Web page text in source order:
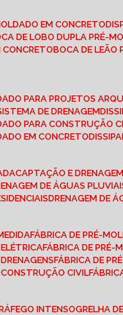
EM CONCRETO
DE LOBO DUPLA PRÉ-
CONCRETO BOCA DE
PARA PROJETOS
DE DRENAGEM
PARA CONSTRUÇÃO
EM CONCRETO
CAPTAÇÃO E
DE ÁGUAS
DRENAGEM DE
FÁBRICA DE PRÉ-
FÁBRICA DE
FÁBRICA DE
CONSTRUÇÃO CIVIL
INTENSO
GRELHA